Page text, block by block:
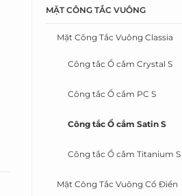
MẶT CÔNG TẮC VUÔNG
Mặt Công Tắc Vuông Classia
Công tắc Ổ cắm Crystal S
Công tắc Ổ cắm PC S
Công tắc Ổ cắm Satin S
Công tắc Ổ cắm Titanium S
Mặt Công Tắc Vuông Cổ Điển